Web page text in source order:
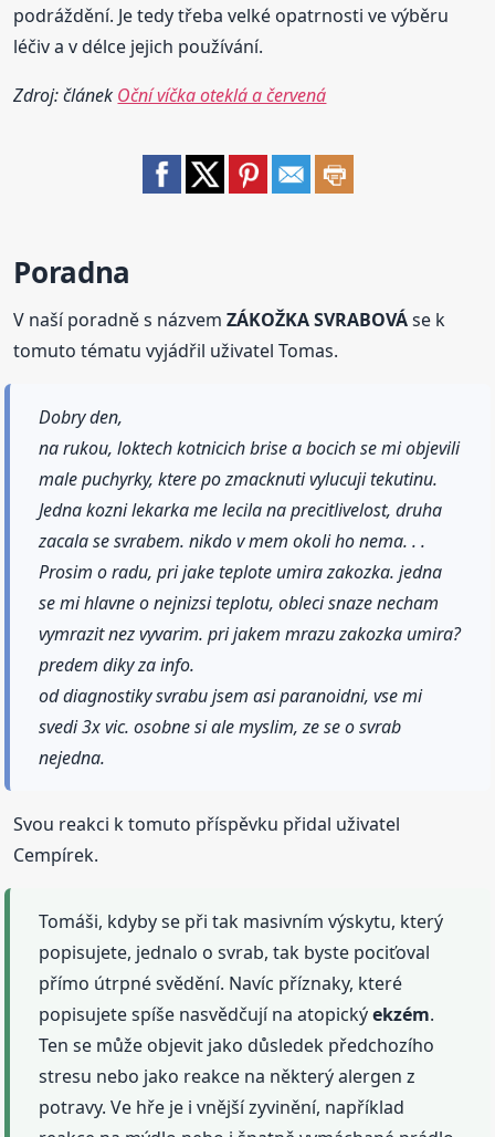
podráždění. Je tedy třeba velké opatrnosti ve výběru
léčiv a v délce jejich používání.
Zdroj: článek Oční víčka oteklá a červená
Poradna
V naší poradně s názvemZÁKOŽKA SVRABOVÁse k
tomuto tématu vyjádřil uživatel Tomas.
Dobry den,
na rukou, loktech kotnicich brise a bocich se mi objevili
male puchyrky, ktere po zmacknuti vylucuji tekutinu.
Jedna kozni lekarka me lecila na precitlivelost, druha
zacala se svrabem. nikdo v mem okoli ho nema. . .
Prosim o radu, pri jake teplote umira zakozka. jedna
se mi hlavne o nejnizsi teplotu, obleci snaze necham
vymrazit nez vyvarim. pri jakem mrazu zakozka umira?
predem diky za info.
od diagnostiky svrabu jsem asi paranoidni, vse mi
svedi 3x vic. osobne si ale myslim, ze se o svrab
nejedna.
Svou reakci k tomuto příspěvku přidal uživatel
Cempírek.
Tomáši, kdyby se při tak masivním výskytu, který
popisujete, jednalo o svrab, tak byste pociťoval
přímo útrpné svědění. Navíc příznaky, které
popisujete spíše nasvědčují na atopickýekzém.
Ten se může objevit jako důsledek předchozího
stresu nebo jako reakce na některý alergen z
potravy. Ve hře je i vnější zyvinění, například